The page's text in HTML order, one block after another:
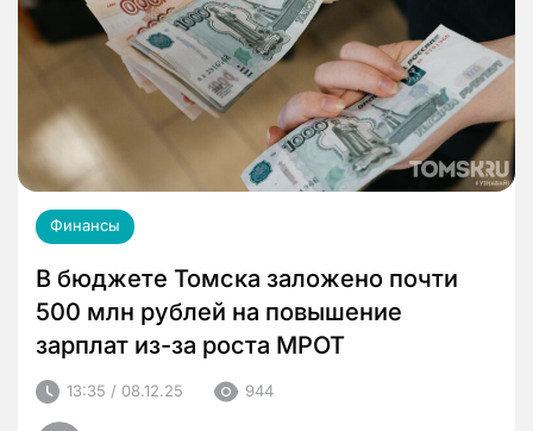
Финансы
В бюджете Томска заложено почти
500 млн рублей на повышение
зарплат из-за роста МРОТ
13:35 / 08.12.25 944